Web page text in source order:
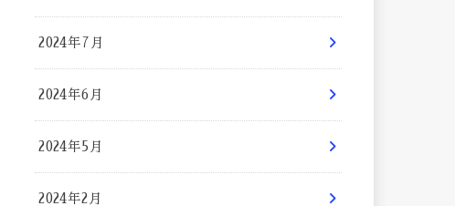
2024年7月
2024年6月
2024年5月
2024年2月